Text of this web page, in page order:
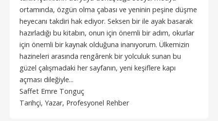
ortamında, özgün olma çabası ve yeninin peşine düşme
heyecanı takdiri hak ediyor. Seksen bir ile ayak basarak
hazırladığı bu kitabın, onun için önemli bir adım, okurlar
için önemli bir kaynak olduğuna inanıyorum. Ülkemizin
hazineleri arasında rengârenk bir yolculuk sunan bu
güzel çalışmadaki her sayfanın, yeni keşiflere kapı
açması dileğiyle...
Saffet Emre Tonguç
Tarihçi, Yazar, Profesyonel Rehber